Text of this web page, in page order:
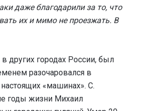
даже благодарили за то, что
их и мимо не проезжать. В
других городах России, был
разочаровался в
«машинах». С.
годы жизни Михаил